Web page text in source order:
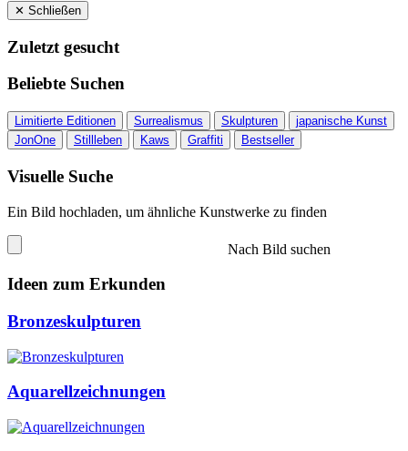
✕ Schließen
Zuletzt gesucht
Beliebte Suchen
Limitierte Editionen Surrealismus Skulpturen
japanische Kunst
JonOne
Stillleben Kaws Graffiti Bestseller
Visuelle Suche
Ein Bild hochladen, um ähnliche Kunstwerke zu finden
Nach Bild suchen
Ideen zum Erkunden
Bronzeskulpturen
Aquarellzeichnungen